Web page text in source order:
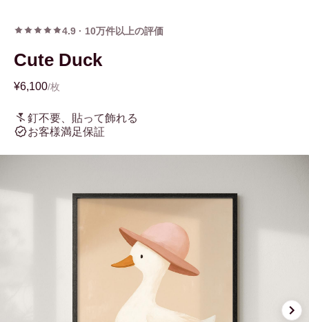
4.9 · 10万件以上の評価
Cute Duck
¥6,100/枚
釘不要、貼って飾れる
お客様満足保証